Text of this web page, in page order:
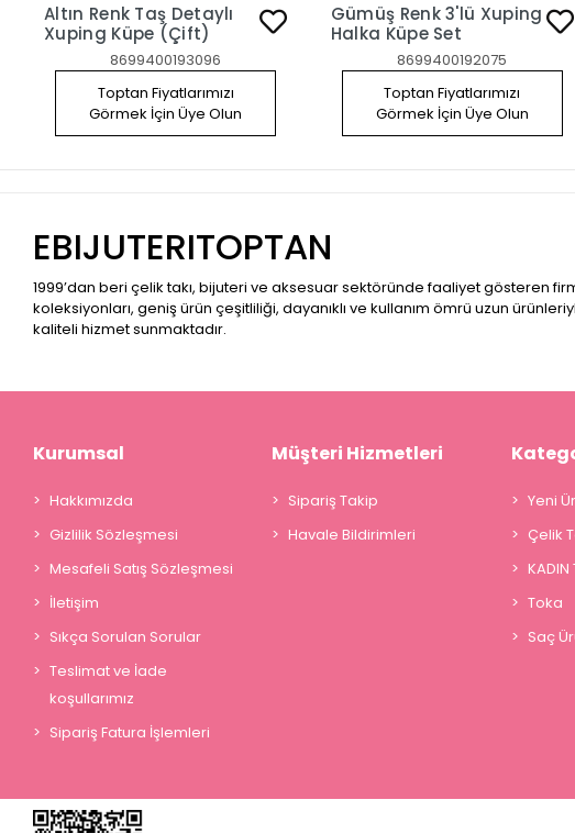
Altın Renk Taş Detaylı
Xuping Küpe (Çift)
8699400193096
Toptan Fiyatlarımızı
Görmek İçin Üye Olun
Gümüş Renk 3'lü Xuping
Halka Küpe Set
8699400192075
Toptan Fiyatlarımızı
Görmek İçin Üye Olun
EBIJUTERITOPTAN
1999’dan beri çelik takı, bijuteri ve aksesuar sektöründe faaliyet gösteren
koleksiyonları, geniş ürün çeşitliliği, dayanıklı ve kullanım ömrü uzun
kaliteli hizmet sunmaktadır.
Kurumsal
Hakkımızda
Gizlilik Sözleşmesi
Mesafeli Satış Sözleşmesi
İletişim
Sıkça Sorulan Sorular
Teslimat ve İade
koşullarımız
Sipariş Fatura İşlemleri
Müşteri Hizmetleri
Sipariş Takip
Havale Bildirimleri
Yeni
Çelik
KADIN
Toka
Saç